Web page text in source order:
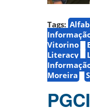
Tags:
Vitorino
Literacy
Moreira